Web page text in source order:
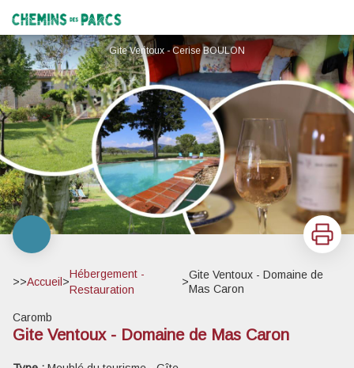
Chemins des Parcs
Gite Ventoux - Cerise BOULON
Voir l'image en plein écran
Imprimer
>>Accueil >
Hébergement -
Restauration
>
Gite Ventoux - Domaine de
Mas Caron
Caromb
Gite Ventoux - Domaine de Mas Caron